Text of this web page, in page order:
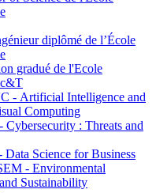
diplômé de l’École
gradué de l'Ecole
- Artificial Intelligence and
Computing
: Threats and
Science for Business
- Environmental
Sustainability